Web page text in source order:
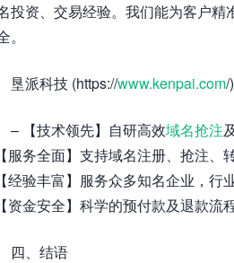
投资、交易经验。我们能为客户
。
垦派科技 (https://www.kenpai.com/
– 【技术领先】自研高效域名抢注
服务全面】支持域名注册、抢注、
经验丰富】服务众多知名企业，行
资金安全】科学的预付款及退款流
四、结语